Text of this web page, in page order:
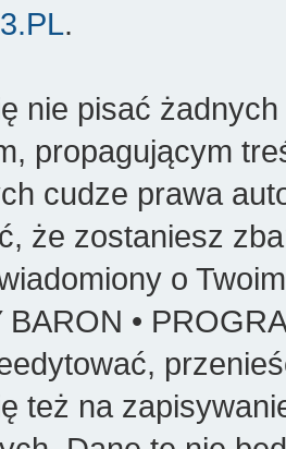
.
nie pisać
propagującym
cudze prawa
że zostaniesz
o
BARON •
też na